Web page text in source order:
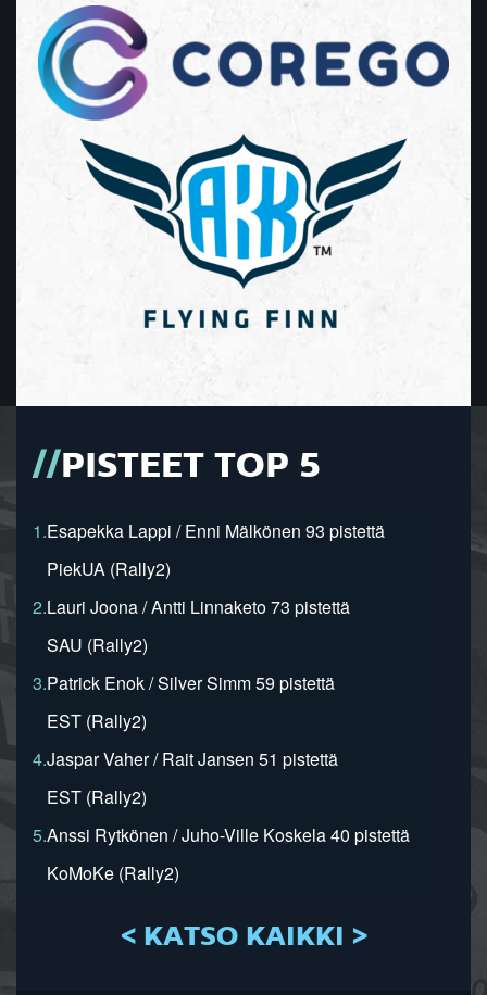
PISTEET TOP 5
1.Esapekka Lappi / Enni Mälkönen 93 pistettä
PiekUA (Rally2)
2.Lauri Joona / Antti Linnaketo 73 pistettä
SAU (Rally2)
3.Patrick Enok / Silver Simm 59 pistettä
EST (Rally2)
4.Jaspar Vaher / Rait Jansen 51 pistettä
EST (Rally2)
5.Anssi Rytkönen / Juho-Ville Koskela 40 pistettä
KoMoKe (Rally2)
< KATSO KAIKKI >